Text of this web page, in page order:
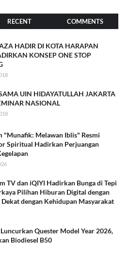
RECENT COMMENTS
HADIR DI KOTA HARAPAN
KONSEP ONE STOP
UIN HIDAYATULLAH JAKARTA
NASIONAL
"Munafik: Melawan Iblis" Resmi
Spiritual Hadirkan Perjuangan
TV dan iQIYI Hadirkan Bunga di Tepi
Pilihan Hiburan Digital dengan
Dekat dengan Kehidupan Masyarakat
Quester Model Year 2026,
Biodiesel B50